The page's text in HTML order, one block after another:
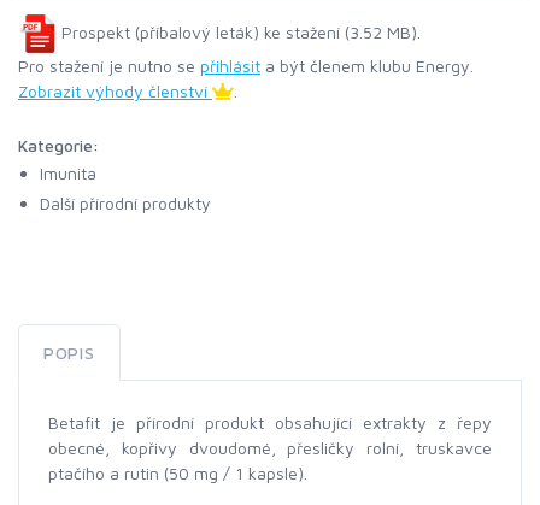
Prospekt (příbalový leták) ke stažení (3.52 MB).
Pro stažení je nutno se přihlásit a být členem klubu Energy.
Zobrazit výhody členství
Kategorie:
Imunita
Další přírodní produkty
POPIS
Betafit je přírodní produkt obsahující extrakty z řepy
obecné, kopřivy dvoudomé, přesličky rolní, truskavce
ptačího a rutin (50 mg / 1 kapsle).